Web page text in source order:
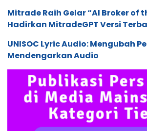
Mitrade Raih Gelar “AI Broker of
Hadirkan MitradeGPT Versi
UNISOC Lyric Audio: Mengubah
Mendengarkan Audio